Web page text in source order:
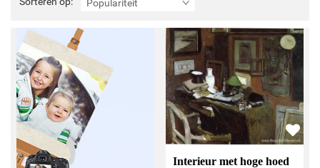
Populariteit
op:
Interieur met hoge hoed